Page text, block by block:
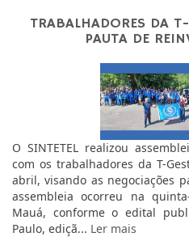
TRABALHADORES DA
PAUTA DE
O SINTETEL realizou
com os trabalhadores da T-
abril, visando as negociações
assembleia ocorreu na
Mauá, conforme o edital
Paulo, ediçã... Ler mais